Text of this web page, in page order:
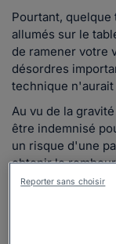
Pourtant, quelque
allumés sur le
de ramener votre
désordres
technique n'aurait
Au vu de la
être indemnisé
un risque d'une
obtenir le
pour la
Vous avez
technique pour
Reporter sans choisir